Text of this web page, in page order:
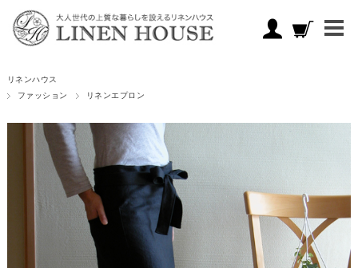
リネンハウス
ファッション
リネンエプロン